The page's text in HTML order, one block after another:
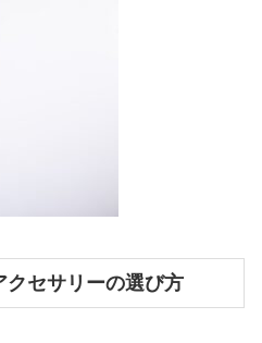
セサリーの選び方